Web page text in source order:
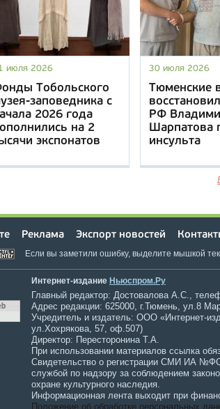
июля 2026
Тобольского
заповедника с
2026 года
на 2
экспонатов
30 июля 2026
Тюменские
РФ
Шарпатова
инсульта
Реклама Экспорт новостей
Если вы заметили ошибку, выделите мышкой
Интернет-издание Ньюспром.Ру
Главный редактор: Достовалова А.С.,
Адрес редакции: 625000, г.Тюмень, ул.8
Учредитель и издатель: ООО «Интернет-
ул.Хохрякова, 57, оф.507)
Директор: Пересторонина Т.А.
При использовании материалов ссылка
Свидетельство о регистрации СМИ ИА
службой по надзору за соблюдением
охране культурного наследия.
Информационная лента выходит при
Положение об обработке персональных